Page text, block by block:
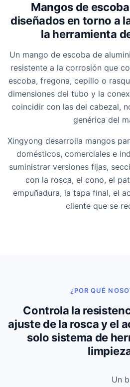
Mangos de
diseñados en torno a
la herramienta
Un mango de escoba de
resistente a la corrosión que
escoba, fregona, cepillo o
dimensiones del tubo y la
coincidir con las del cabezal,
genérica del
Xingyong desarrolla mangos
domésticos, comerciales e
suministrar versiones fijas,
con la rosca, el cono, el
empuñadura, la tapa final, el
cliente que se
¿POR QUÉ
Controla la
ajuste de la rosca y el
solo sistema de
Un